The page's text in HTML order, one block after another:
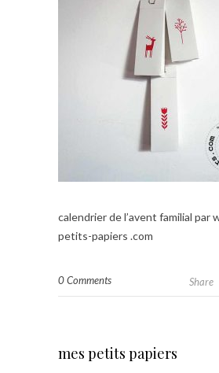
calendrier de l’avent familial par
petits-papiers .com
0 Comments Share
mes petits papiers